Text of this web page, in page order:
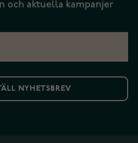
och aktuella kampanjer
NYHETSBREV